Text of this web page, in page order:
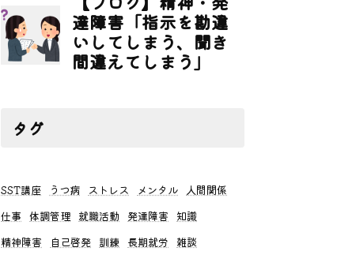
タグ
SST講座 うつ病 ストレス メンタル 人間関係
仕事 体調管理 就職活動 発達障害
知識
精神障害
自己啓発 訓練 長期就労 雑談